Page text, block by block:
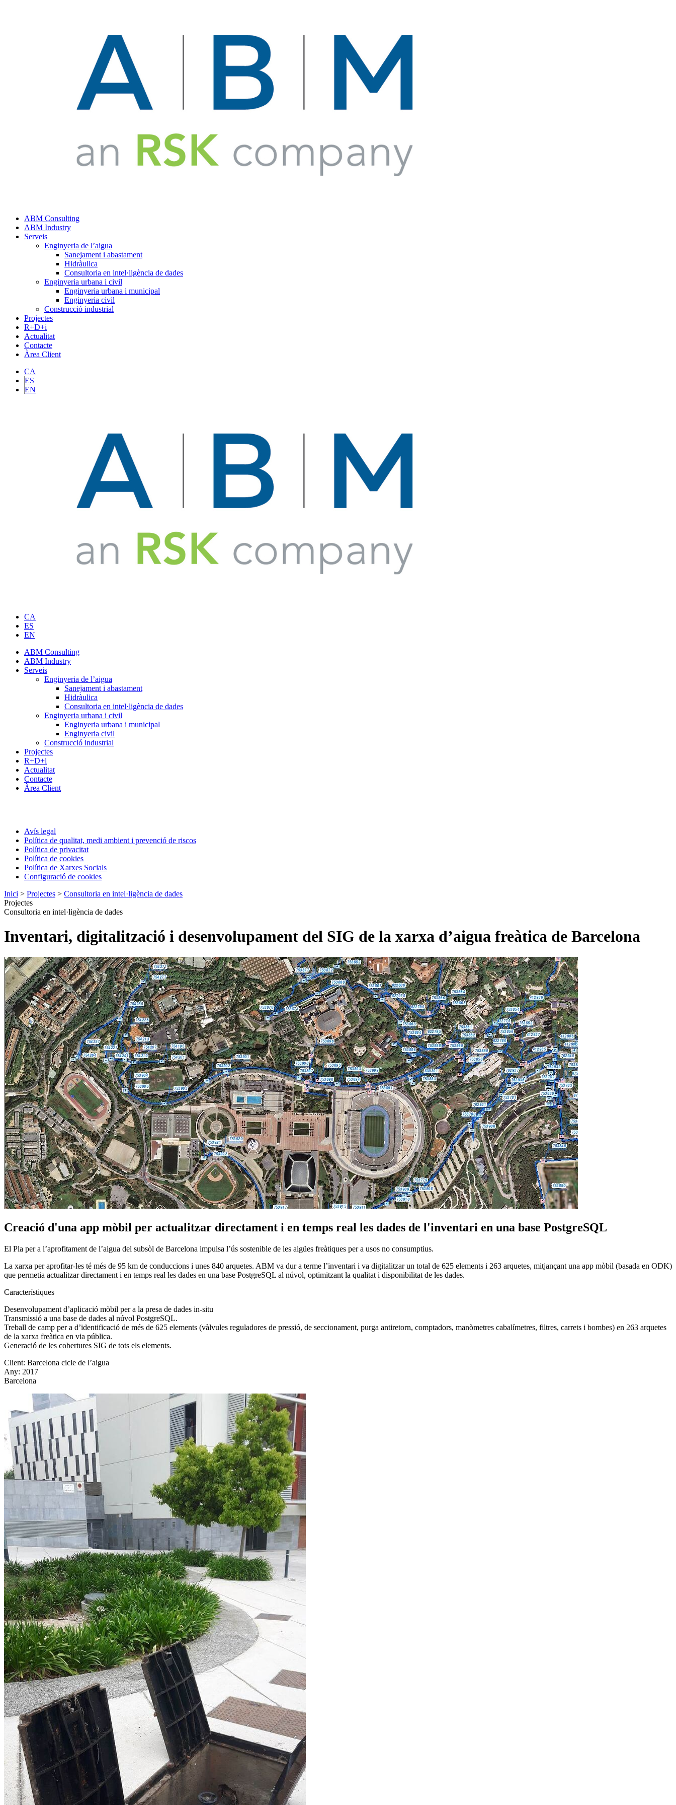
ABM Consulting
ABM Industry
Serveis
Enginyeria de l’aigua
Sanejament i abastament
Hidràulica
Consultoria en intel·ligència de dades
Enginyeria urbana i civil
Enginyeria urbana i municipal
Enginyeria civil
Construcció industrial
Projectes
R+D+i
Actualitat
Contacte
Àrea Client
CA
ES
EN
CA
ES
EN
ABM Consulting
ABM Industry
Serveis
Enginyeria de l’aigua
Sanejament i abastament
Hidràulica
Consultoria en intel·ligència de dades
Enginyeria urbana i civil
Enginyeria urbana i municipal
Enginyeria civil
Construcció industrial
Projectes
R+D+i
Actualitat
Contacte
Àrea Client
Avís legal
Política de qualitat, medi ambient i prevenció de riscos
Política de privacitat
Política de cookies
Política de Xarxes Socials
Configuració de cookies
Inici > Projectes > Consultoria en intel·ligència de dades
Projectes
Consultoria en intel·ligència de dades
Inventari, digitalització i desenvolupament del SIG de la xarxa d’aigua freàtica de Barcelona
Creació d'una app mòbil per actualitzar directament i en temps real les dades de l'inventari en una base PostgreSQL
El Pla per a l’aprofitament de l’aigua del subsòl de Barcelona impulsa l’ús sostenible de les aigües freàtiques per a usos no consumptius.
La xarxa per aprofitar-les té més de 95 km de conduccions i unes 840 arquetes. ABM va dur a terme l’inventari i va digitalitzar un total de 625 elements i 263 arquetes, mitjançant una app mòbil (basada en ODK)
que permetia actualitzar directament i en temps real les dades en una base PostgreSQL al núvol, optimitzant la qualitat i disponibilitat de les dades.
Característiques
Desenvolupament d’aplicació mòbil per a la presa de dades in-situ
Transmissió a una base de dades al núvol PostgreSQL.
Treball de camp per a d’identificació de més de 625 elements (vàlvules reguladores de pressió, de seccionament, purga antiretorn, comptadors, manòmetres cabalímetres, filtres, carrets i bombes) en 263 arquetes
de la xarxa freàtica en via pública.
Generació de les cobertures SIG de tots els elements.
Client: Barcelona cicle de l’aigua
Any: 2017
Barcelona